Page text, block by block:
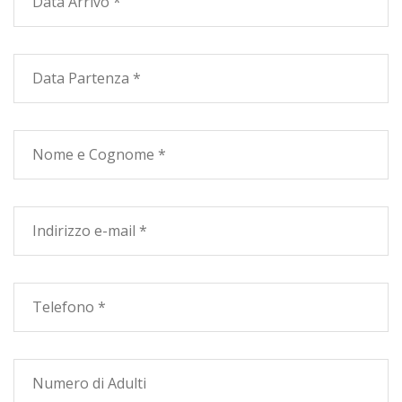
cucina-soggiorno, bagno, veranda, giardinetto, TV sat,
aria condizionata e cassaforte.
Parco e sala giochi, animazione professionale, campo di
calcetto e pallavolo, lavatrici e stirerie, bar, pizzeria,
ristorante, self-service, edicola, market, macelleria,
Il camping villaggio "Le Calanchiole" ama la tranquillità
ma sa offrire anche una gradita animazione nell'arco
della giornata e durante la serata fino agli orari
farà giocare e divertire con attività manuali e tantissimi